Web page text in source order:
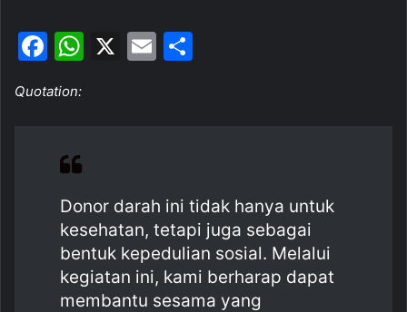
F
c
b
o
o
k
W
p
X
E
Quotation:
Donor darah ini tidak hanya untuk
kesehatan, tetapi juga sebagai
bentuk kepedulian sosial. Melalui
kegiatan ini, kami berharap dapat
membantu sesama yang